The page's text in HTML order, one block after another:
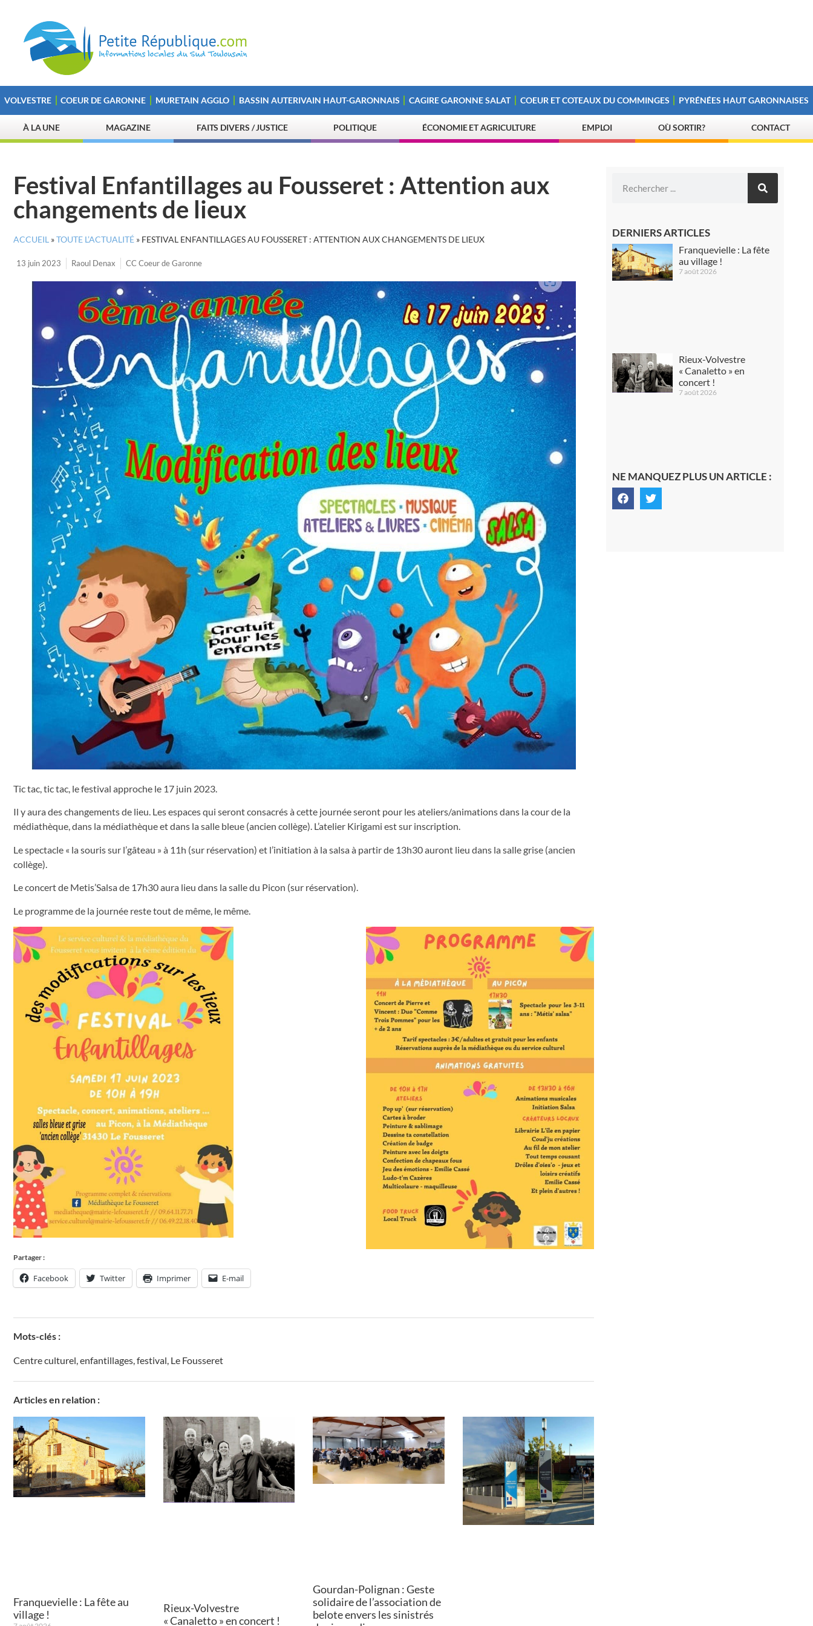
VOLVESTRE COEUR DE GARONNE MURETAIN AGGLO BASSIN AUTERIVAIN HAUT-GARONNAIS CAGIRE GARONNE SALAT COEUR ET COTEAUX DU COMMINGES PYRÉNÉES HAUT GARONNAISES
À LA UNE MAGAZINE FAITS DIVERS / JUSTICE POLITIQUE ÉCONOMIE ET AGRICULTURE EMPLOI OÙ SORTIR? CONTACT
Festival Enfantillages au Fousseret : Attention aux
changements de lieux
ACCUEIL »TOUTE L’ACTUALITÉ » FESTIVAL ENFANTILLAGES AU FOUSSERET : ATTENTION AUX CHANGEMENTS DE LIEUX
13 juin 2023 Raoul Denax CC Coeur de Garonne
Tic tac, tic tac, le festival approche le 17 juin 2023.
Il y aura des changements de lieu. Les espaces qui seront consacrés à cette journée seront pour les ateliers/animations dans la cour de la
médiathèque, dans la médiathèque et dans la salle bleue (ancien collège). L’atelier Kirigami est sur inscription.
Le spectacle « la souris sur l’gâteau » à 11h (sur réservation) et l’initiation à la salsa à partir de 13h30 auront lieu dans la salle grise (ancien
collège).
Le concert de Metis’Salsa de 17h30 aura lieu dans la salle du Picon (sur réservation).
Le programme de la journée reste tout de même, le même.
Partager :
Facebook Twitter Imprimer E-mail
Mots-clés :
Centre culturel,enfantillages,festival, Le Fousseret
Articles en relation :
Franquevielle : La fête au
village !
Rieux-Volvestre
« Canaletto » en concert !
Gourdan-Polignan : Geste
solidaire de l’association de
belote envers les sinistrés
DERNIERS ARTICLES
Franquevielle : La fête
au village !
7 août 2026
Rieux-Volvestre
« Canaletto » en
concert !
7 août 2026
NE MANQUEZ PLUS UN ARTICLE :